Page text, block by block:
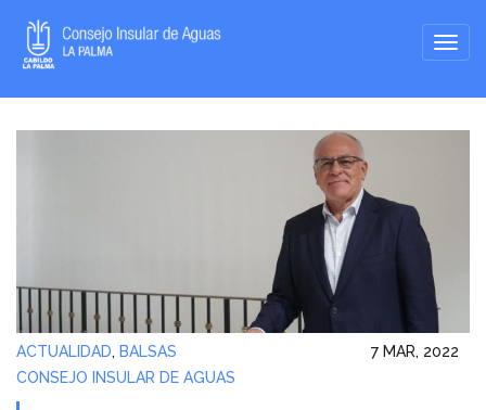
ACTUALIDAD, BALSAS
7 MAR, 2022
CONSEJO INSULAR DE AGUAS